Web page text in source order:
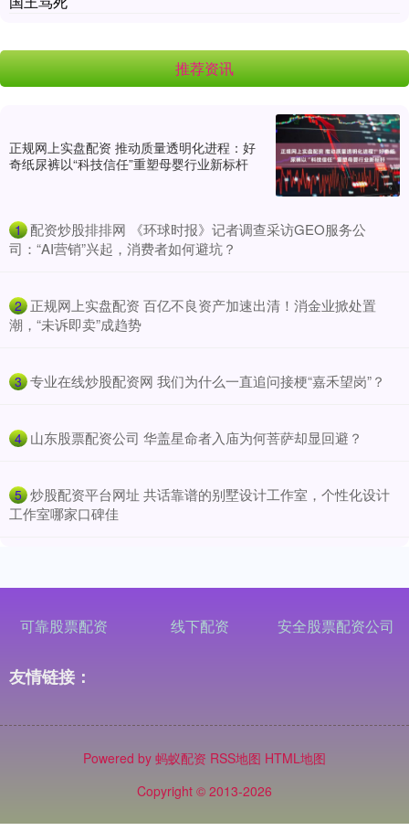
推荐资讯
正规网上实盘配资 推动质量透明化进程：好
奇纸尿裤以“科技信任”重塑母婴行业新标杆
1 ​配资炒股排排网 《环球时报》记者调查采访GEO服务公
司：“AI营销”兴起，消费者如何避坑？
2 ​正规网上实盘配资 百亿不良资产加速出清！消金业掀处置
潮，“未诉即卖”成趋势
3 ​专业在线炒股配资网 我们为什么一直追问接梗“嘉禾望岗”？
4 ​山东股票配资公司 华盖星命者入庙为何菩萨却显回避？
5 ​炒股配资平台网址 共话靠谱的别墅设计工作室，个性化设计
工作室哪家口碑佳
可靠股票配资 线下配资 安全股票配资公司
友情链接：
Powered by 蚂蚁配资 RSS地图 HTML地图
Copyright © 2013-2026